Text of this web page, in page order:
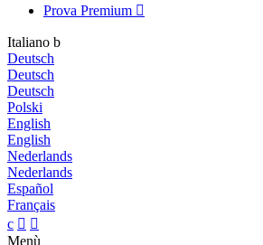
Prova Premium 
Italiano b
Deutsch
Deutsch
Deutsch
Polski
English
English
Nederlands
Nederlands
Español
Français
c  
Menù